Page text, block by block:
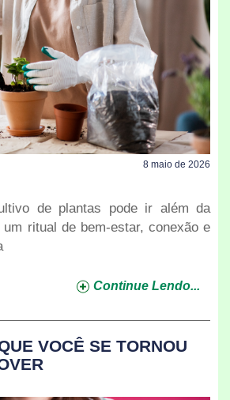
8 maio de 2026
de plantas pode ir além da
ritual de bem-estar, conexão e
Continue Lendo...
VOCÊ SE TORNOU